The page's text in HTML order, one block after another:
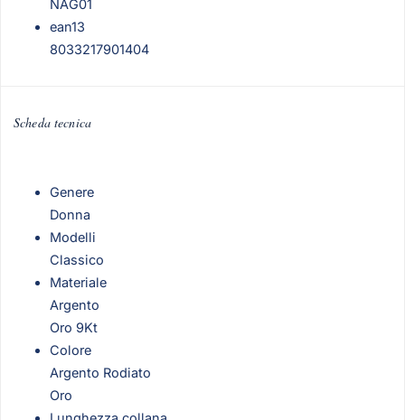
NAG01
ean13
8033217901404
Scheda tecnica
Genere
Donna
Modelli
Classico
Materiale
Argento
Oro 9Kt
Colore
Argento Rodiato
Oro